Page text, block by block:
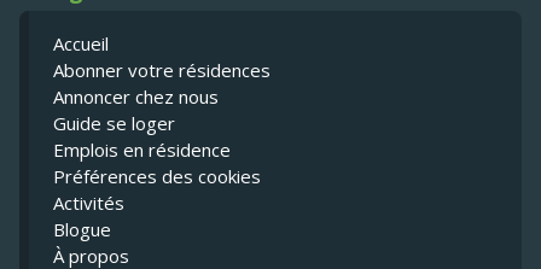
Accueil
Abonner votre résidences
Annoncer chez nous
Guide se loger
Emplois en résidence
Préférences des cookies
Activités
Blogue
À propos